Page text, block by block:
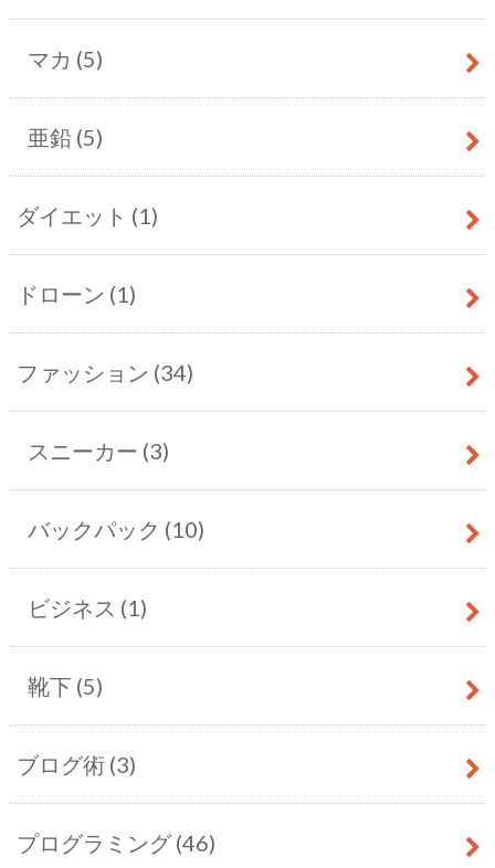
マカ (5)
亜鉛 (5)
ダイエット (1)
ドローン (1)
ファッション (34)
スニーカー (3)
バックパック (10)
ビジネス (1)
靴下 (5)
ブログ術 (3)
プログラミング (46)